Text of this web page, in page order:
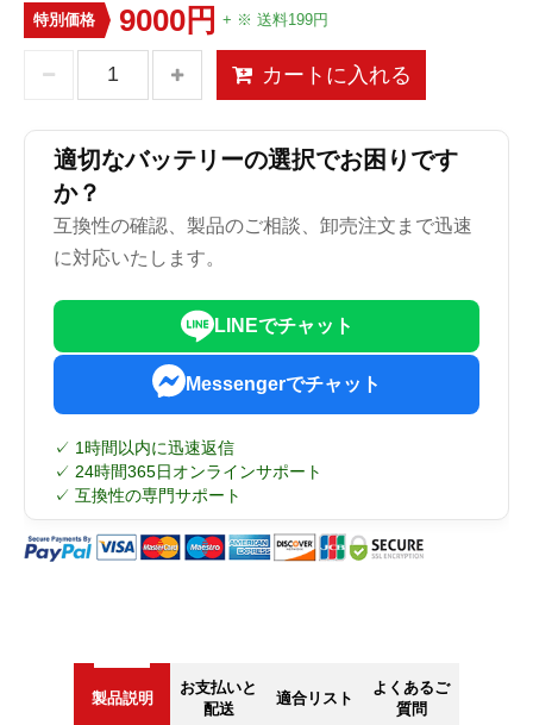
特別価格 9000円 + ※ 送料199円
カートに入れる
適切なバッテリーの選択でお困りです
か？
互換性の確認、製品のご相談、卸売注文まで迅速
に対応いたします。
LINEでチャット
Messengerでチャット
✓ 1時間以内に迅速返信
✓ 24時間365日オンラインサポート
✓ 互換性の専門サポート
製品説明
お支払いと
配送
適合リスト
よくあるご
質問